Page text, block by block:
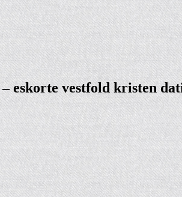
eskorte vestfold kristen